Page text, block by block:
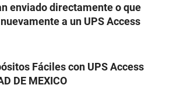
enviado directamente o que
a un UPS Access
Fáciles con UPS Access
DE MEXICO